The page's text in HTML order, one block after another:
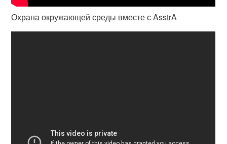
Охрана окружающей среды вместе с AsstrA